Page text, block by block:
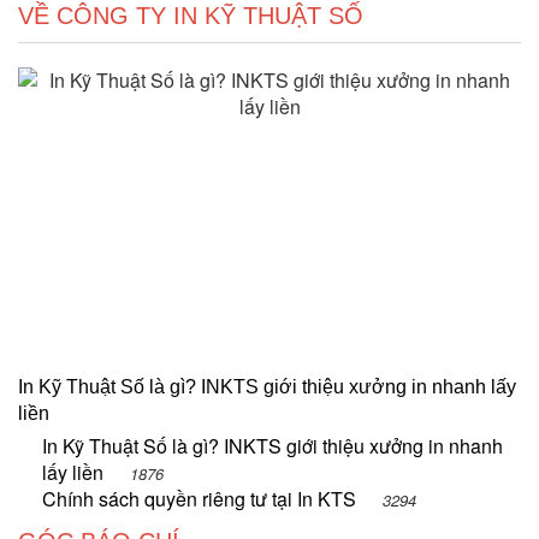
VỀ CÔNG TY IN KỸ THUẬT SỐ
In Kỹ Thuật Số là gì? INKTS giới thiệu xưởng in nhanh lấy
liền
In Kỹ Thuật Số là gì? INKTS giới thiệu xưởng in nhanh
lấy liền
1876
Chính sách quyền riêng tư tại In KTS 3294